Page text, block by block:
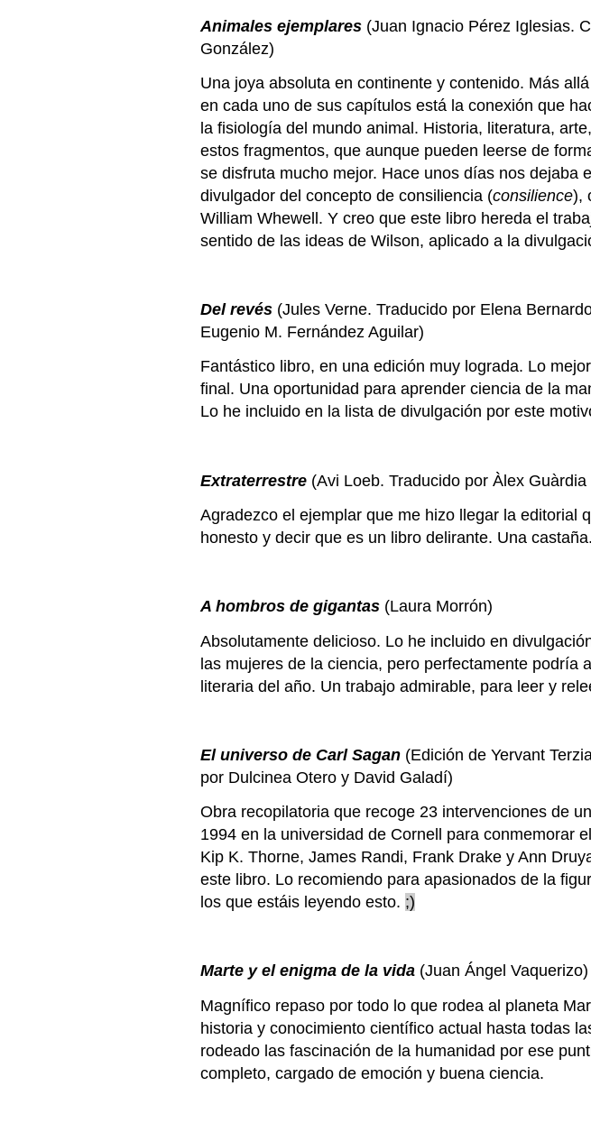
Animales ejemplares (Juan Ignacio Pérez Iglesias.
González)
Una joya absoluta en continente y contenido. Más
en cada uno de sus capítulos está la conexión que
la fisiología del mundo animal. Historia, literatura,
estos fragmentos, que aunque pueden leerse de
se disfruta mucho mejor. Hace unos días nos dejaba
divulgador del concepto de consiliencia (consilience),
William Whewell. Y creo que este libro hereda el
sentido de las ideas de Wilson, aplicado a la
Del revés (Jules Verne. Traducido por Elena
Eugenio M. Fernández Aguilar)
Fantástico libro, en una edición muy lograda. Lo
final. Una oportunidad para aprender ciencia de la
Lo he incluido en la lista de divulgación por este
Extraterrestre (Avi Loeb. Traducido por Àlex Guàrdia
Agradezco el ejemplar que me hizo llegar la editorial
honesto y decir que es un libro delirante. Una
A hombros de gigantas (Laura Morrón)
Absolutamente delicioso. Lo he incluido en
las mujeres de la ciencia, pero perfectamente podría
literaria del año. Un trabajo admirable, para leer y
El universo de Carl Sagan (Edición de Yervant
por Dulcinea Otero y David Galadí)
Obra recopilatoria que recoge 23 intervenciones de
1994 en la universidad de Cornell para conmemorar
Kip K. Thorne, James Randi, Frank Drake y Ann
este libro. Lo recomiendo para apasionados de la
los que estáis leyendo esto. ;)
Marte y el enigma de la vida (Juan Ángel Vaquerizo)
Magnífico repaso por todo lo que rodea al planeta
historia y conocimiento científico actual hasta todas
rodeado las fascinación de la humanidad por ese
completo, cargado de emoción y buena ciencia.